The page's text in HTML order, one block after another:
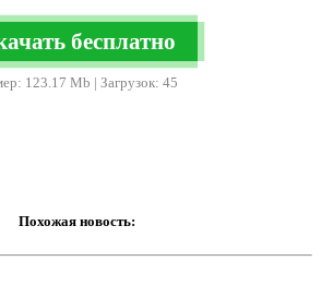
бесплатно
123.17 Mb | Загрузок: 45
Похожая новость: